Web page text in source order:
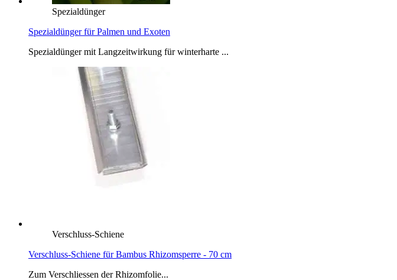
Spezialdünger
Spezialdünger für Palmen und Exoten
Spezialdünger mit Langzeitwirkung für winterharte ...
Verschluss-Schiene
Verschluss-Schiene für Bambus Rhizomsperre - 70 cm
Zum Verschliessen der Rhizomfolie...